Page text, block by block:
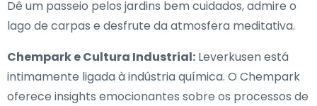
Dê um passeio pelos jardins bem cuidados, admire o
lago de carpas e desfrute da atmosfera meditativa.
Chempark e Cultura Industrial: Leverkusen está
intimamente ligada à indústria química. O Chempark
oferece insights emocionantes sobre os processos de